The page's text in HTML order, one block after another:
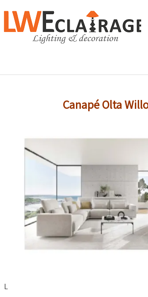
Contact
BLOG
Canapé Olta
L